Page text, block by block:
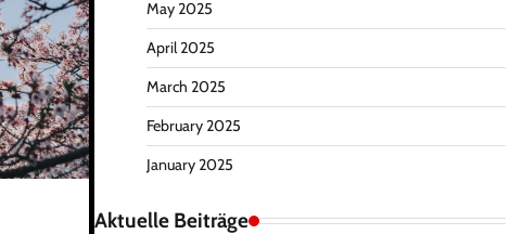
May 2025
April 2025
March 2025
February 2025
January 2025
Aktuelle Beiträge